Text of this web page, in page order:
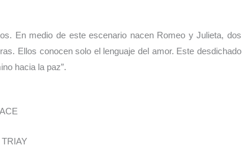
En medio de este escenario nacen Romeo y Julieta, dos
Ellos conocen solo el lenguaje del amor. Este desdichado
hacia la paz”.